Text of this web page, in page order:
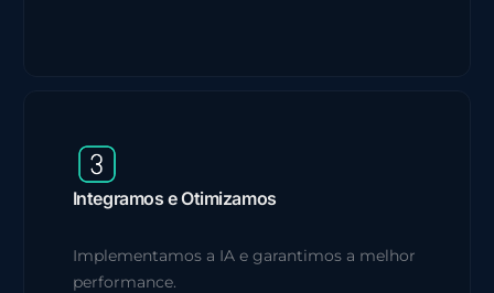
Integramos e Otimizamos
Implementamos a IA e garantimos a melhor
performance.